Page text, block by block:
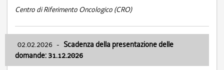
Centro di Riferimento Oncologico (CRO)
02.02.2026 - Scadenza della presentazione delle
domande: 31.12.2026